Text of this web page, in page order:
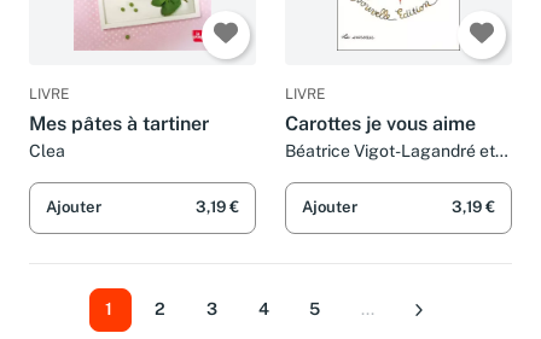
LIVRE
Mes pâtes à tartiner
Clea
Ajouter 3,19 €
LIVRE
Carottes je vous aime
Béatrice Vigot-Lagandré et
Ajouter 3,19 €
1 2 3 4 5 ... Suivant